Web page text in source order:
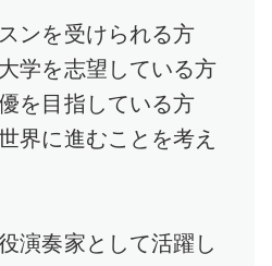
ンを受けられる方
学を志望している方
を目指している方
界に進むことを考え
演奏家として活躍し